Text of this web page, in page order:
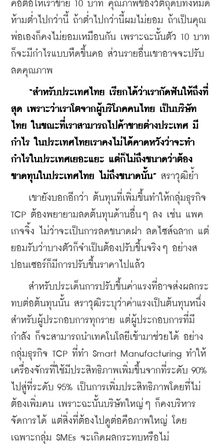
คือต่อให้เราขาย 10 บาท คุณภาพของวัตถุดิบทั้งหมด
ห้ามต่ำไปกว่านี้ ถ้าต่ำไปกว่านี้ผมไม่ยอม ถ้าเป็นคุณ
พ่อเองก็คงไม่ยอมเหมือนกัน เพราะฉะนั้นตัว 10 บาท
ก็จะมีกำไรแบบหืดขึ้นคอ ส่วนรายอื่นเขาอาจจะปรับ
ลดคุณภาพ
“สำหรับประเทศไทย เรียกได้ว่าเรากัดฟันให้ถึงที่
สุด เพราะว่าเราโตจากผู้บริโภคคนไทย เป็นบริษัท
ไทย ในขณะที่เราสามารถไปค้าขายต่างประเทศ มี
กำไร ในประเทศไทยเราคงไม่ได้คาดหวังว่าจะทำ
กำไรในประเทศเยอะแยะ แต่ก็ไม่ถึงขนาดว่าต้อง
ขาดทุนในประเทศไทย ไม่ถึงขนาดนั้น” สราวุฒิย้ำ
เขายังบอกอีกว่า ต้นทุนที่เพิ่มขึ้นทำให้กลุ่มธุรกิจ
TCP ต้องพยายามลดต้นทุนด้านอื่นๆ ลง เช่น แพค
เกจจิ้ง ไม่ว่าจะเป็นการลดขนาดฝา ลดไซส์ฉลาก แต่
ยอมรับว่าบางตัวก็จำเป็นต้องปรับขึ้นจริงๆ อย่างส
ปอนเซอร์ก็มีการปรับขึ้นราคาไปแล้ว
สำหรับประเด็นการปรับขึ้นค่าแรงที่อาจส่งผลกระ
ทบต่อต้นทุนนั้น สราวุฒิระบุว่าค่าแรงเป็นต้นทุนหนึ่ง
สำหรับผู้ประกอบการทุกราย แต่ผู้ประกอบการที่มี
กำลัง ก็จะสามารถนำเทคโนโลยีเข้ามาช่วยได้ อย่าง
กลุ่มธุรกิจ TCP ที่ทำ Smart Manufacturing ทำให้
เครื่องจักรที่ใช้มีประสิทธิภาพเพิ่มขึ้นจากที่ระดับ 90%
ไปสู่ที่ระดับ 95% เป็นการเพิ่มประสิทธิภาพโดยที่ไม่
ต้องเพิ่มคน เพราะฉะนั้นบริษัทใหญ่ๆ ก็คงบริหาร
จัดการได้ แต่สิ่งที่ต้องไปดูต่อคือภาพใหญ่ โดย
เฉพาะกลุ่ม SMEs จะเกิดผลกระทบหรือไม่